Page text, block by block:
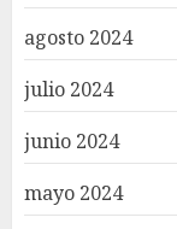
agosto 2024
julio 2024
junio 2024
mayo 2024